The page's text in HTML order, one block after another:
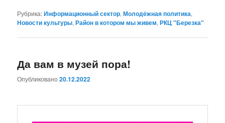
Рубрика:Информационный сектор,Молодёжная политика,
Новости культуры,Район в котором мы живем,РКЦ "Березка"
Да вам в музей пора!
Опубликовано20.12.2022